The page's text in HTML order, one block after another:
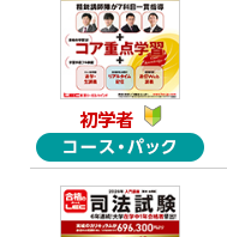
初学者